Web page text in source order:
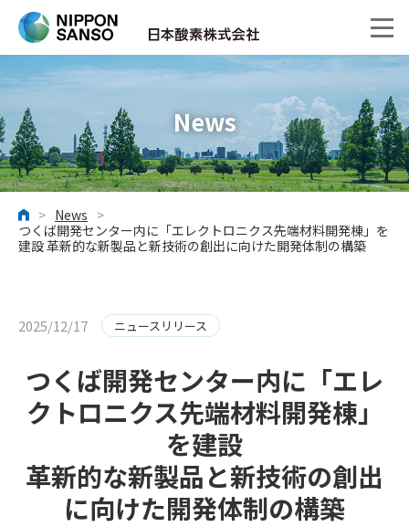
News
ホーム
> News >
つくば開発センター内に「エレクトロニクス先端材料開発棟」を
建設 革新的な新製品と新技術の創出に向けた開発体制の構築
2025/12/17 ニュースリリース
つくば開発センター内に「エレ
クトロニクス先端材料開発棟」
を建設
革新的な新製品と新技術の創出
に向けた開発体制の構築